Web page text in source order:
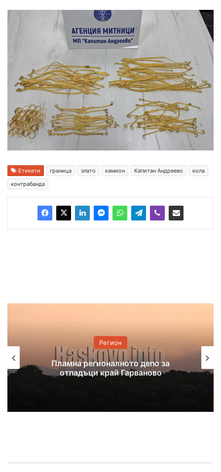
Етикети граница злато камион Капитан Андреево
кола
контрабанда
Регион
Изграждат два социални центъра в
Димитровград